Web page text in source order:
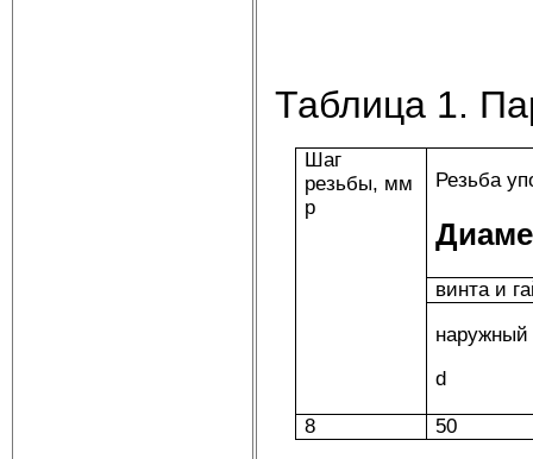
Таблица 1.
Шаг
резьбы, мм
p
Резьба
винта и
наружный
d
8 50